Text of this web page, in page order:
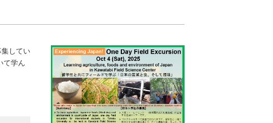
してい
て学ん